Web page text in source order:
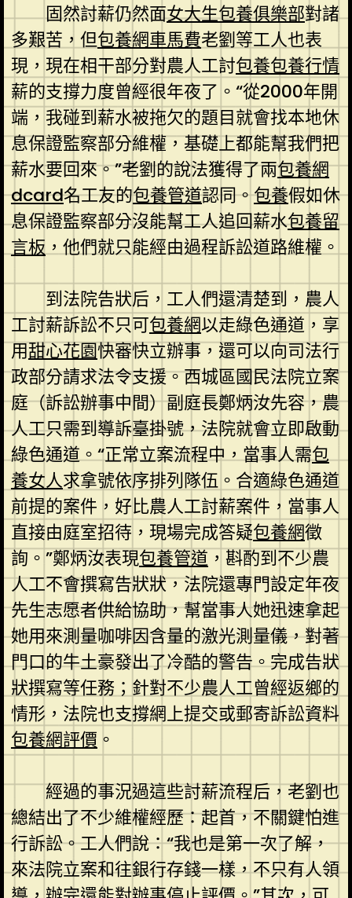
固然討薪仍然面女大生包養俱樂部對諸
多艱苦，但包養網車馬費老劉等工人也表
現，現在相干部分對農人工討包養包養行情
薪的支撐力度曾經很年夜了。“從2000年開
端，我碰到薪水被拖欠的題目就會找本地休
息保證監察部分維權，基礎上都能幫我們把
薪水要回來。”老劉的說法獲得了兩包養網
dcard名工友的包養管道認同。包養假如休
息保證監察部分沒能幫工人追回薪水包養留
言板，他們就只能經由過程訴訟道路維權。
到法院告狀后，工人們還清楚到，農人
工討薪訴訟不只可包養網以走綠色通道，享
用甜心花園快審快立辦事，還可以向司法行
政部分請求法令支援。西城區國民法院立案
庭（訴訟辦事中間）副庭長鄭炳汝先容，農
人工只需到導訴臺掛號，法院就會立即啟動
綠色通道。“正常立案流程中，當事人需包
養女人求拿號依序排列隊伍。合適綠色通道
前提的案件，好比農人工討薪案件，當事人
直接由庭室招待，現場完成答疑包養網徵
詢。”鄭炳汝表現包養管道，斟酌到不少農
人工不會撰寫告狀狀，法院還專門設定年夜
先生志愿者供給協助，幫當事人她迅速拿起
她用來測量咖啡因含量的激光測量儀，對著
門口的牛土豪發出了冷酷的警告。完成告狀
狀撰寫等任務；針對不少農人工曾經返鄉的
情形，法院也支撐網上提交或郵寄訴訟資料
包養網評價 。
經過的事況過這些討薪流程后，老劉也
總結出了不少維權經歷：起首，不關鍵怕進
行訴訟。工人們說：“我也是第一次了解，
來法院立案和往銀行存錢一樣，不只有人領